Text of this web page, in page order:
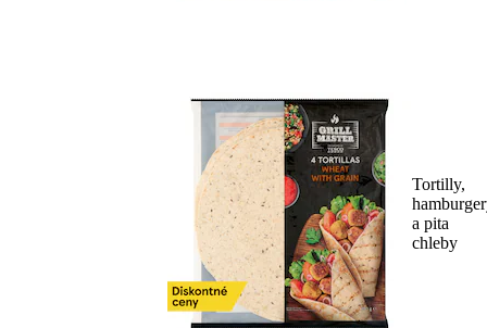
Tortilly,
a pita
chleby